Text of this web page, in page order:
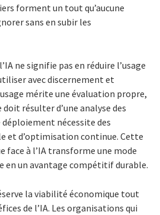
forment un tout qu’aucune
sans en subir les
ne signifie pas en réduire l’usage
avec discernement et
mérite une évaluation propre,
résulter d’une analyse des
nécessite des
et d’optimisation continue. Cette
face à l’IA transforme une mode
en un avantage compétitif durable.
la viabilité économique tout
de l’IA. Les organisations qui